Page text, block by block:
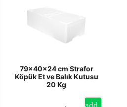
79x40x24 cm Strafor
Köpük Et ve Balık Kutusu
20 Kg